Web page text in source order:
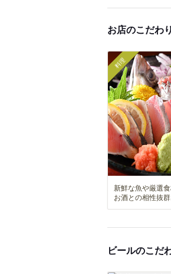
お店のこだわり
料理
新鮮な魚や厳選
お酒との相性抜
ビールのこだ